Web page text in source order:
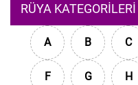
RÜYA KATEGORILERI
A B C
F G H